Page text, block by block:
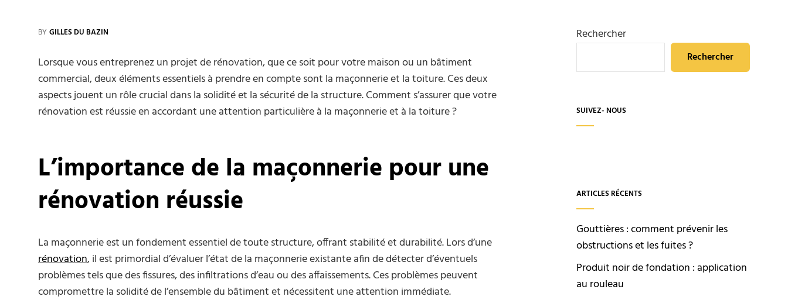
BY GILLES DU BAZIN
Lorsque vous entreprenez un projet de rénovation, que ce soit pour votre maison ou un bâtiment
commercial, deux éléments essentiels à prendre en compte sont la maçonnerie et la toiture. Ces deux
aspects jouent un rôle crucial dans la solidité et la sécurité de la structure. Comment s’assurer que votre
rénovation est réussie en accordant une attention particulière à la maçonnerie et à la toiture ?
L’importance de la maçonnerie pour une
rénovation réussie
La maçonnerie est un fondement essentiel de toute structure, offrant stabilité et durabilité. Lors d’une
rénovation, il est primordial d’évaluer l’état de la maçonnerie existante afin de détecter d’éventuels
problèmes tels que des fissures, des infiltrations d’eau ou des affaissements. Ces problèmes peuvent
compromettre la solidité de l’ensemble du bâtiment et nécessitent une attention immédiate.
Rechercher
Rechercher
SUIVEZ- NOUS
ARTICLES RÉCENTS
Gouttières : comment prévenir les
obstructions et les fuites ?
Produit noir de fondation : application
au rouleau